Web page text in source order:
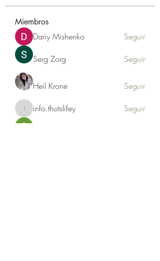
Miembros
Dariy Mishenko Seguir
Serg Zorg Seguir
Heil Krone Seguir
info.thotslifey
info.thotslifey Seguir